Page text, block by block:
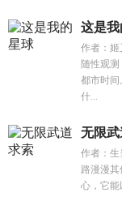
这是
作者：姬
随性观
都市时间
什...
无限
作者：生
路漫漫
心，它能